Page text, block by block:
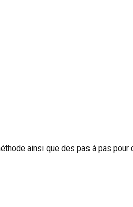
ainsi que des pas à pas